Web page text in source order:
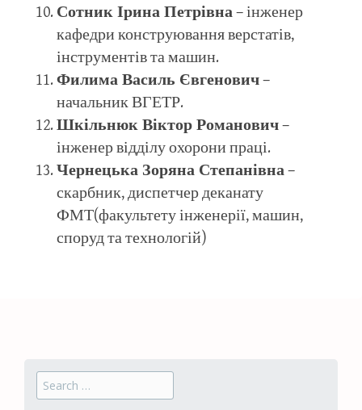
Сотник Ірина Петрівна– інженер
кафедри конструювання верстатів,
інструментів та машин.
Филима Василь Євгенович–
начальник ВГЕТР.
Шкільнюк Віктор Романович–
інженер відділу охорони праці.
Чернецька Зоряна Степанівна–
скарбник, диспетчер деканату
ФМТ(факультету інженерії, машин,
споруд та технологій)
Search for: